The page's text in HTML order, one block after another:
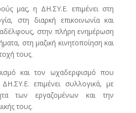
μας, η ΔΗ.ΣΥ.Ε. επιμένει στη
στη διαρκή επικοινωνία και
στην πλήρη ενημέρωση
στη μαζική κινητοποίηση και
τους.
και τον ωχαδερφισμό που
ΔΗ.ΣΥ.Ε. επιμένει συλλογικά, με
των εργαζομένων και την
τους.